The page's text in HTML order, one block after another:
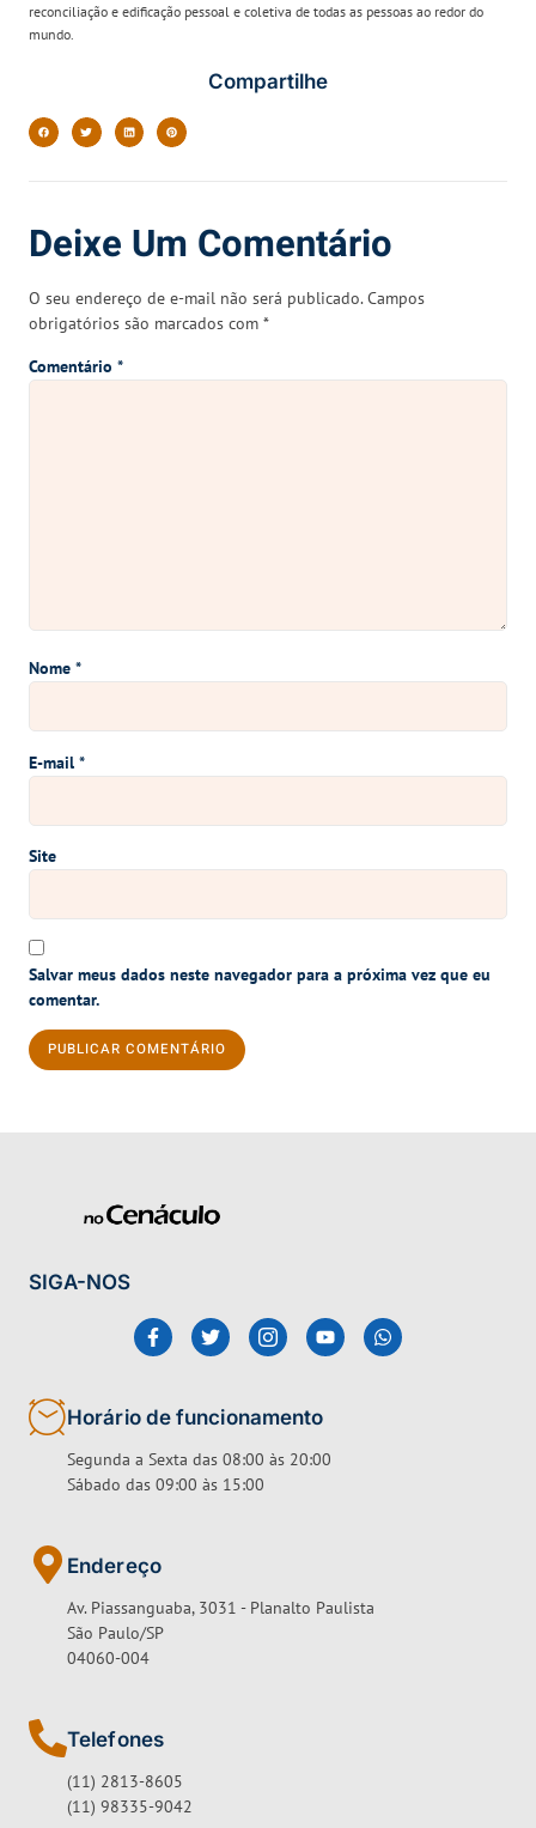
reconciliação e edificação pessoal e coletiva de todas as pessoas ao redor do
mundo.
Compartilhe
Deixe Um Comentário
O seu endereço de e-mail não será publicado. Campos
obrigatórios são marcados com *
Comentário *
Nome *
E-mail *
Site
Salvar meus dados neste navegador para a próxima vez que eu
comentar.
SIGA-NOS
Horário de funcionamento
Segunda a Sexta das 08:00 às 20:00
Sábado das 09:00 às 15:00
Endereço
Av. Piassanguaba, 3031 - Planalto Paulista
São Paulo/SP
04060-004
Telefones
(11) 2813-8605
(11) 98335-9042